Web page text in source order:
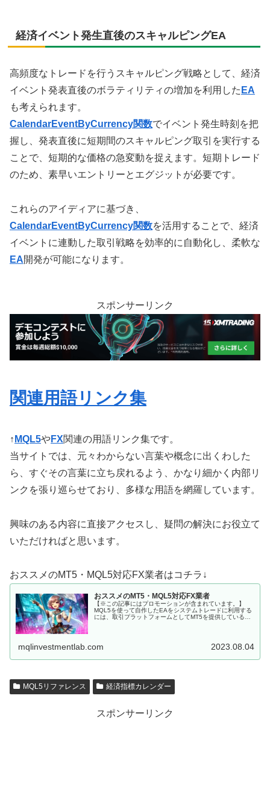
経済イベント発生直後のスキャルピングEA
高頻度なトレードを行うスキャルピング戦略として、経済
イベント発表直後のボラティリティの増加を利用した EA
も考えられます。
CalendarEventByCurrency関数でイベント発生時刻を把
握し、発表直後に短期間のスキャルピング取引を実行する
ことで、短期的な価格の急変動を捉えます。短期トレード
のため、素早いエントリーとエグジットが必要です。
これらのアイディアに基づき、
CalendarEventByCurrency関数を活用することで、経済
イベントに連動した取引戦略を効率的に自動化し、柔軟な
EA開発が可能になります。
スポンサーリンク
関連用語リンク集
↑ MQL5やFX関連の用語リンク集です。
当サイトでは、元々わからない言葉や概念に出くわした
ら、すぐその言葉に立ち戻れるよう、かなり細かく内部リ
ンクを張り巡らせており、多様な用語を網羅しています。
興味のある内容に直接アクセスし、疑問の解決にお役立て
いただければと思います。
おススメのMT5・MQL5対応FX業者はコチラ↓
おススメのMT5・MQL5対応FX業者
【※この記事にはプロモーションが含まれています。】
MQL5を使って自作したEAをシステムトレードに利用する
には、取引プラットフォームとしてMT5を提供しているFX
mqlinvestmentlab.com 2023.08.04
MQL5リファレンス 経済指標カレンダー
スポンサーリンク